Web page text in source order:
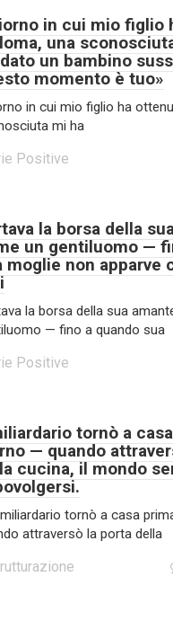
in cui mio figlio
una
un bambino
momento è tuo»
in cui mio figlio ha
mi ha
Positive
la borsa della
un gentiluomo —
moglie non apparve
la borsa della sua
— fino a quando sua
Positive
tornò a
— quando
cucina, il mondo
tornò a casa
attraversò la porta della